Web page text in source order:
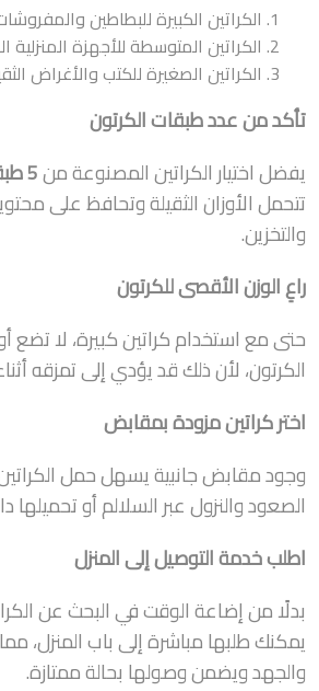
الكراتين الكبيرة للبطاطين
الكراتين المتوسطة للأجهزة المنزلية
الكراتين الصغيرة للكتب والأغراض
تأكد من عدد طبقات الكرتون
يفضل اختيار الكراتين المصنوعة من5 طبقات
تتحمل الأوزان الثقيلة وتحافظ على
والتخزين.
راعِ الوزن الأقصى للكرتون
حتى مع استخدام كراتين كبيرة، لا تضع
الكرتون، لأن ذلك قد يؤدي إلى تمزقه
اختر كراتين مزودة بمقابض
وجود مقابض جانبية يسهل حمل
الصعود والنزول عبر السلالم أو تحميلها
اطلب خدمة التوصيل إلى المنزل
بدلًا من إضاعة الوقت في البحث عن
يمكنك طلبها مباشرة إلى باب المنزل،
والجهد ويضمن وصولها بحالة ممتازة.